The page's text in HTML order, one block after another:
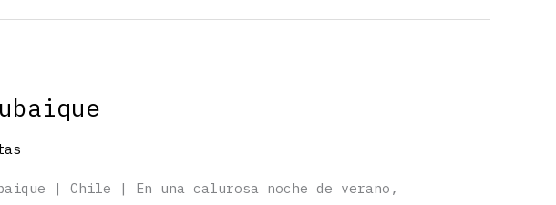
| Chile | En una calurosa noche de verano,